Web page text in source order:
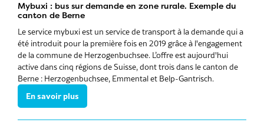
Mybuxi : bus sur demande en zone rurale. Exemple du
canton de Berne
Le service mybuxi est un service de transport à la demande qui a
été introduit pour la première fois en 2019 grâce à l'engagement
de la commune de Herzogenbuchsee. L’offre est aujourd'hui
active dans cinq régions de Suisse, dont trois dans le canton de
Berne : Herzogenbuchsee, Emmental et Belp-Gantrisch.
En savoir plus